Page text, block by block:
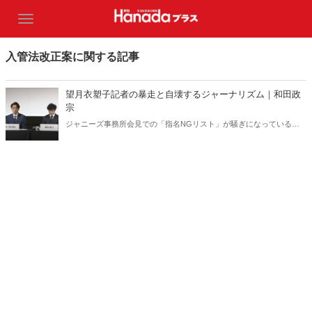
入管法改正案に関する記事
望月衣塑子記者の暴走と自壊するジャーナリズム｜和田政
宗
ジャニーズ事務所会見での「指名NGリスト」が騒ぎになっている